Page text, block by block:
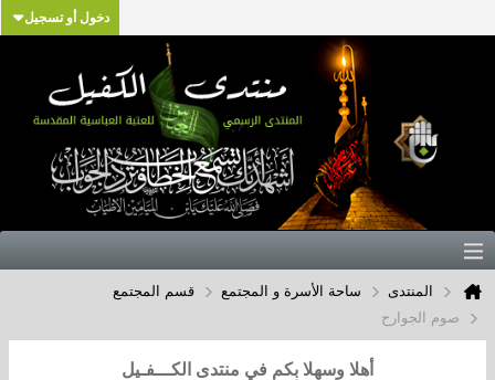
دخول أو تسجيل
المنتدى ساحة الأسرة و المجتمع
قسم المجتمع
صوم الجوارح
أهلا وسهلا بكم في منتدى الكـــفـيل